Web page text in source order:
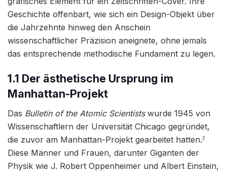
Geschichte offenbart, wie sich ein Design-Objekt über
die Jahrzehnte hinweg den Anschein
wissenschaftlicher Präzision aneignete, ohne jemals
das entsprechende methodische Fundament zu legen.
1.1 Der ästhetische Ursprung im
Manhattan-Projekt
Das Bulletin of the Atomic Scientistswurde 1945 von
Wissenschaftlern der Universität Chicago gegründet,
die zuvor am Manhattan-Projekt gearbeitet hatten.7
Diese Männer und Frauen, darunter Giganten der
Physik wie J. Robert Oppenheimer und Albert Einstein,